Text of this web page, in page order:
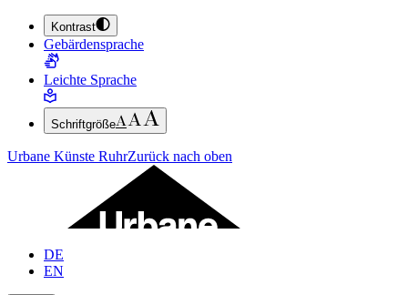
ZUM HAUPTINHALT SPRINGEN (ENTER DRÜCKEN)
ZUM FUSSBEREICH SPRINGEN (ENTER DRÜCKEN)
Kontrast
Gebärdensprache
Leichte Sprache
Schriftgröße
Urbane Künste RuhrZurück nach oben
DE
EN